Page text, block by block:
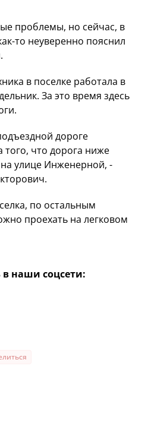
проблемы, но сейчас, в
то неуверенно пояснил
в поселке работала в
За это время здесь
дороге
того, что дорога ниже
улице Инженерной, -
по остальным
проехать на легковом
наши соцсети: